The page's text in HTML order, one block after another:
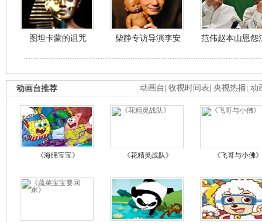
图坦卡蒙的诅咒 柴静专访导演李安 范伟赵本山恩怨
动画台 收视时间表 央视热播 动
动画台推荐
《海绵宝宝》 《花精灵战队》 《飞哥与小佛》